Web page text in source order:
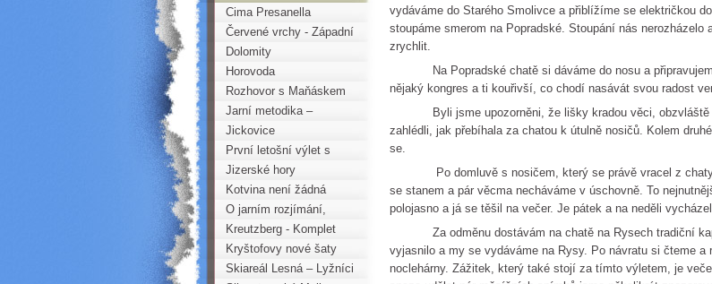
vydáváme do Starého Smolivce a přiblížíme se električkou
stoupáme smerom na Popradské. Stoupání nás
zrychlit.
Na Popradské chatě si dáváme do nosu a
nějaký kongres a ti kouřivší, co chodí nasávát svou radost
Byli jsme upozorněni, že lišky kradou věci, obzvláště
zahlédli, jak přebíhala za chatou k útulně nosičů. Kolem
se.
Po domluvě s nosičem, který se právě vracel z chaty
se stanem a pár věcma necháváme v úschovně. To
polojasno a já se těšil na večer. Je pátek a na neděli
Za odměnu dostávám na chatě na Rysech tradiční
vyjasnilo a my se vydáváme na Rysy. Po návratu si čteme
noclehárny. Zážitek, který také stojí za tímto výletem, je
Cima Presanella
Červené vrchy - Západní
Tatry
Dolomity
Horovoda
Rozhovor s Maňáskem
Jarní metodika –
horolezecká nauka –
teorie i praxe
Jickovice
První letošní výlet s
mládeží do skal
Jizerské hory
Kotvina není žádná
rovina aneb Svinčovo
kotvinské trojšestí
O jarním rozjímání,
pohodě na skalách a
nadějné nastupující
generaci
Kreutzberg - Komplet
Horoklubu Chomutov
2009
Kryštofovy nové šaty
Skiareál Lesná – Lyžníci